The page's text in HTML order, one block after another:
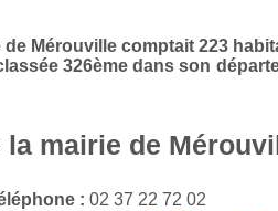
de Mérouville comptait 223
326ème dans son
mairie de
: 02 37 22 72 02